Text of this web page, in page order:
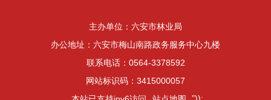
主办单位：六安市林业局
办公地址：六安市梅山南路政务服务中心九楼
联系电话：0564-3378592
网站标识码：3415000057
"));